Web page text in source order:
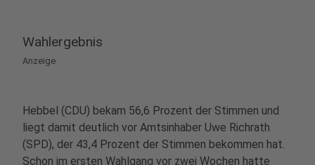
Wahlergebnis
Anzeige
Hebbel (CDU) bekam 56,6 Prozent der Stimmen und
liegt damit deutlich vor Amtsinhaber Uwe Richrath
(SPD), der 43,4 Prozent der Stimmen bekommen hat.
Schon im ersten Wahlgang vor zwei Wochen hatte